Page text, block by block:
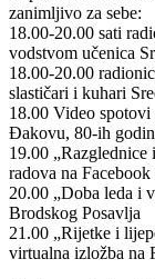
zanimljivo za sebe:
18.00-20.00 sati
vodstvom učenica
18.00-20.00
slastičari i kuhari
18.00 Video
Đakovu, 80-ih
19.00
radova na
20.00 „Doba leda i
Brodskog Posavlja
21.00 „Rijetke i
virtualna izložba na